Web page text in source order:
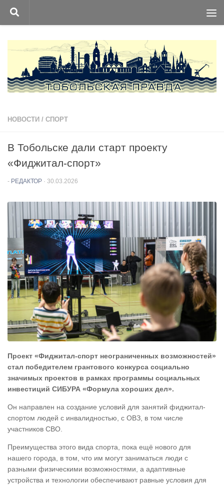
Перейти к содержимому
НОВОСТИ / СПОРТ
В Тобольске дали старт проекту
«Фиджитал-спорт»
- РЕДАКТОР · 30.03.2026
Проект «Фиджитал-спорт неограниченных возможностей»
стал победителем грантового конкурса социально
значимых проектов в рамках программы социальных
инвестиций СИБУРА «Формула хороших дел».
Он направлен на создание условий для занятий фиджитал-
спортом людей с инвалидностью, с ОВЗ, в том числе
участников СВО.
Преимущества этого вида спорта, пока ещё нового для
нашего города, в том, что им могут заниматься люди с
разными физическими возможностями, а адаптивные
устройства и технологии обеспечивают равные условия для